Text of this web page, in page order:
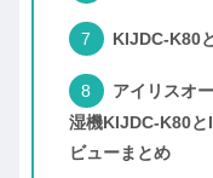
KIJDC-K80
アイリスオ
湿機KIJDC-K80と
ビューまとめ